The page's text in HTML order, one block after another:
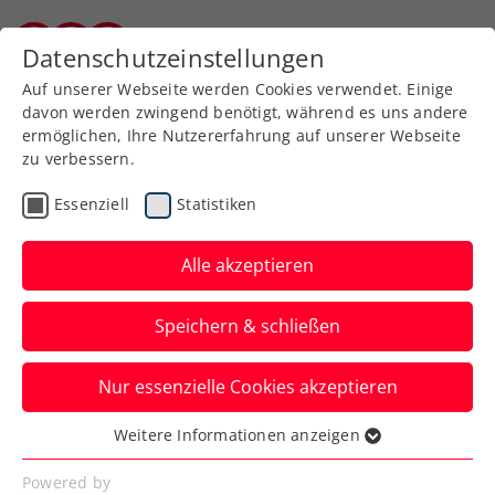
Zurück zur Newsübersicht
Rollstuhltennis
Kraus und Neumayer
triumphieren bei win2day
ÖTV-
Staatsmeisterschaften
Die Favoriten setzen sich bei den
Datenschutzeinstellungen
Auf unserer Webseite werden Cookies verwendet. Einige
davon werden zwingend benötigt, während es uns andere
ermöglichen, Ihre Nutzererfahrung auf unserer Webseite
zu verbessern.
Essenziell Statistiken
Alle akzeptieren
Speichern & schließen
Nur essenzielle Cookies akzeptieren
Essenziell
Essenzielle Cookies werden für grundlegende
Weitere Informationen anzeigen
Powered by